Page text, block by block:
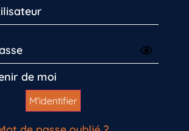
de moi